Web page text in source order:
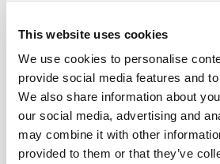
This website uses cookies
We use cookies to personalise
provide social media features and
We also share information about
our social media, advertising and
may combine it with other
provided to them or that they’ve
Techniczny Operator
Przemysł Mięsny
(przetwórstwo
Eersel
Fulltime